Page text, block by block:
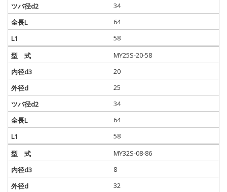
34
64
58
MY25S-20-58
20
25
34
64
58
MY32S-08-86
8
32